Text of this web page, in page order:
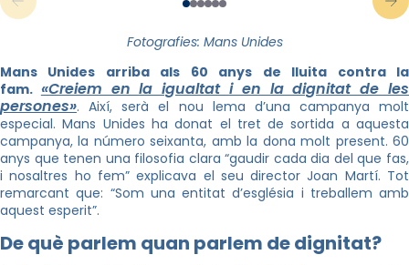
Fotografies: Mans Unides
Mans Unides arriba als 60 anys de lluita contra la
fam. «Creiem en la igualtat i en la dignitat de les
persones». Així, serà el nou lema d’una campanya molt
especial. Mans Unides ha donat el tret de sortida a aquesta
campanya, la número seixanta, amb la dona molt present. 60
anys que tenen una filosofia clara “gaudir cada dia del que fas,
i nosaltres ho fem” explicava el seu director Joan Martí. Tot
remarcant que: “Som una entitat d’església i treballem amb
aquest esperit”.
De què parlem quan parlem de dignitat?